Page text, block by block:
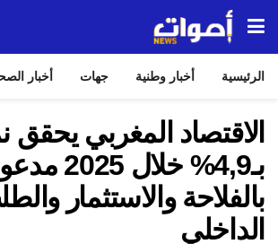
الرئيسية أخبار وطنية جهات أخبار
الاقتصاد المغربي يحقق
بـ4,9% خلال
بالفلاحة والاستثمار
الداخلي